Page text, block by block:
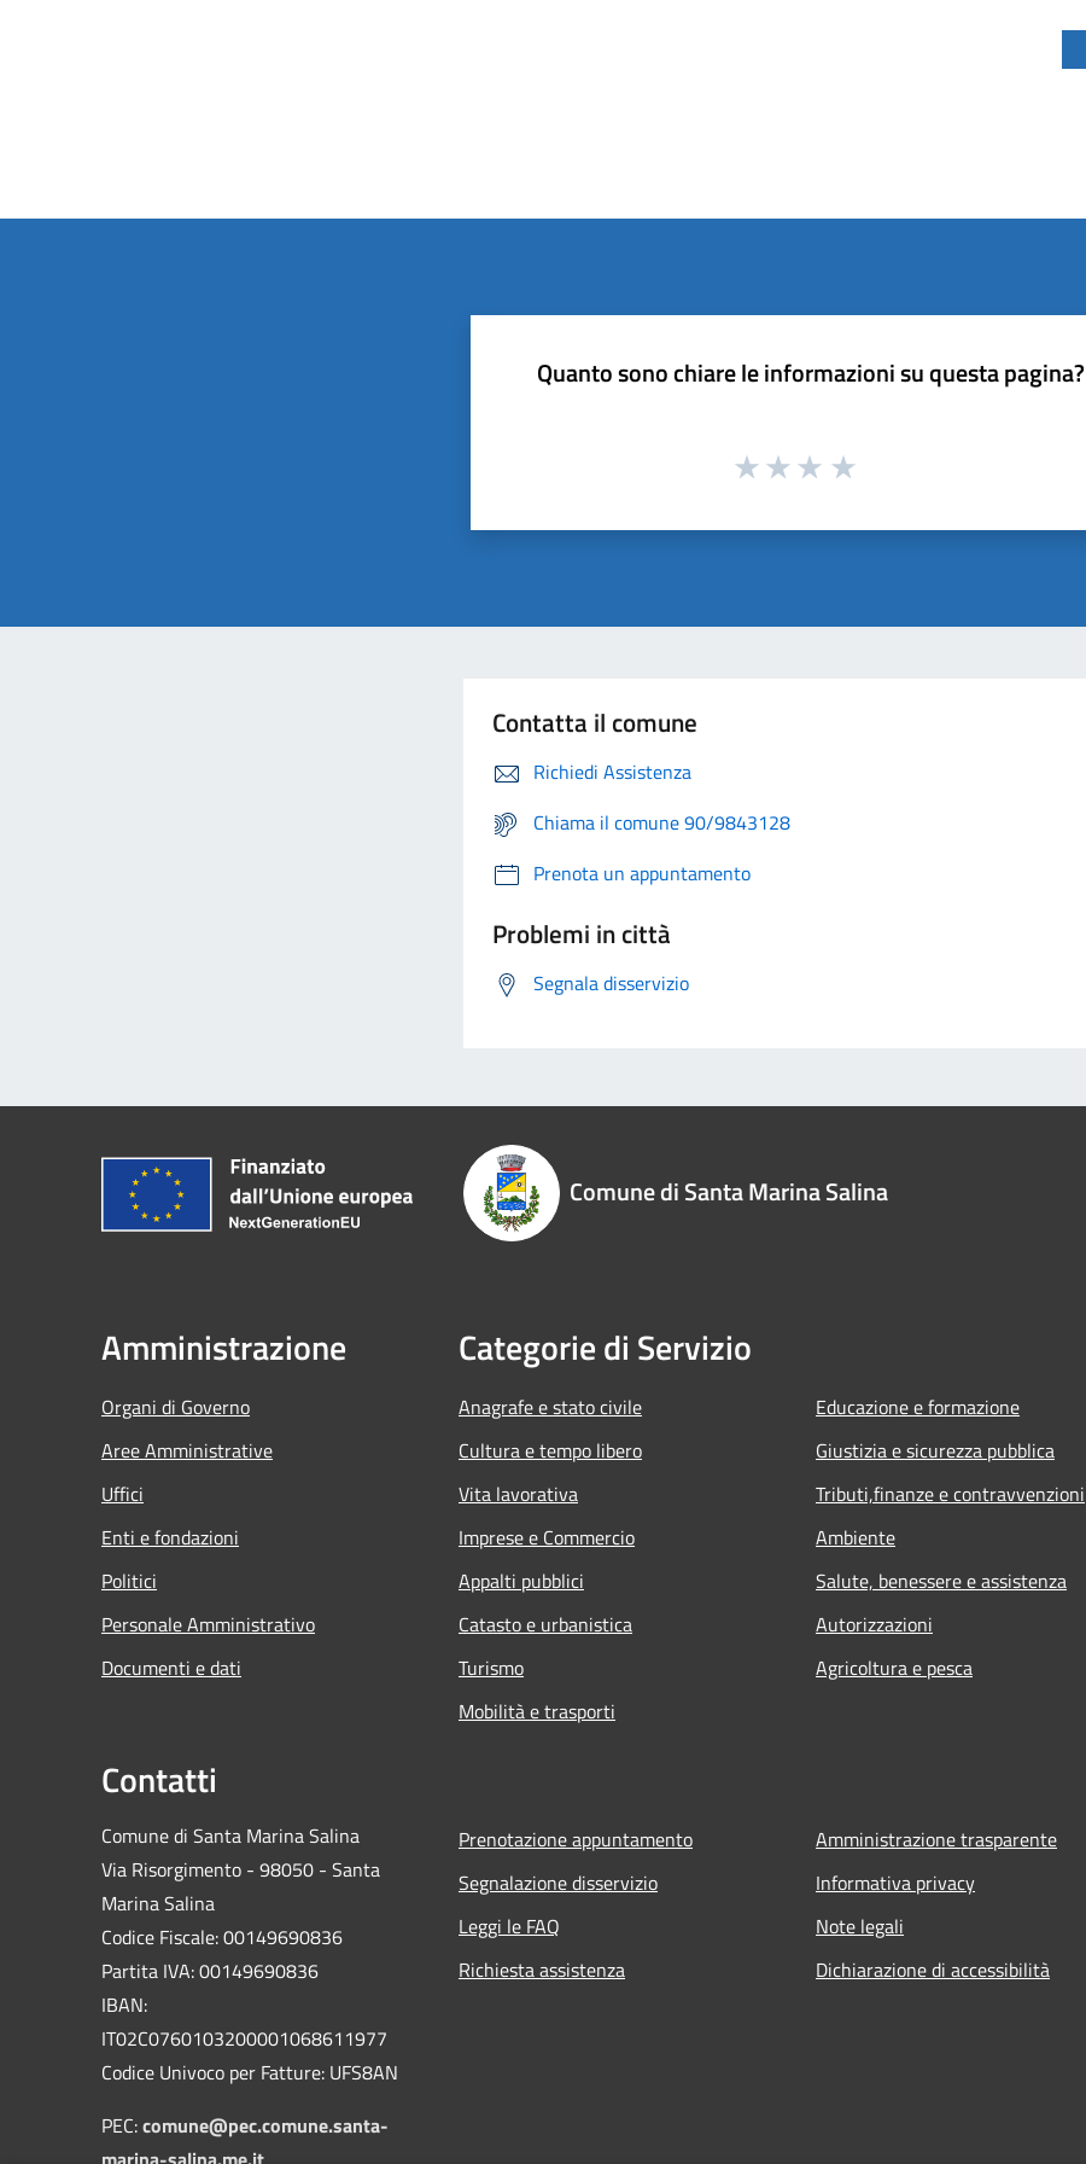
Quanto sono chiare le informazioni su questa pagina?
Contatta il comune
Richiedi Assistenza
Chiama il comune 90/9843128
Prenota un appuntamento
Problemi in città
Segnala disservizio
Comune di Santa Marina Salina
Amministrazione
Organi di Governo
Aree Amministrative
Uffici
Enti e fondazioni
Politici
Personale Amministrativo
Documenti e dati
Categorie di Servizio
Anagrafe e stato civile
Cultura e tempo libero
Vita lavorativa
Imprese e Commercio
Appalti pubblici
Catasto e urbanistica
Turismo
Mobilità e trasporti
Educazione e formazione
Giustizia e sicurezza pubblica
Tributi,finanze e contravvenzioni
Ambiente
Salute, benessere e assistenza
Autorizzazioni
Agricoltura e pesca
Contatti
Comune di Santa Marina Salina
Via Risorgimento - 98050 - Santa
Marina Salina
Codice Fiscale: 00149690836
Partita IVA: 00149690836
IBAN:
IT02C0760103200001068611977
Codice Univoco per Fatture: UFS8AN
PEC:comune@pec.comune.santa-
Prenotazione appuntamento
Segnalazione disservizio
Leggi le FAQ
Richiesta assistenza
Amministrazione trasparente
Informativa privacy
Note legali
Dichiarazione di accessibilità